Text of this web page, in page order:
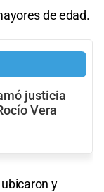
de edad.
justicia
Vera
y